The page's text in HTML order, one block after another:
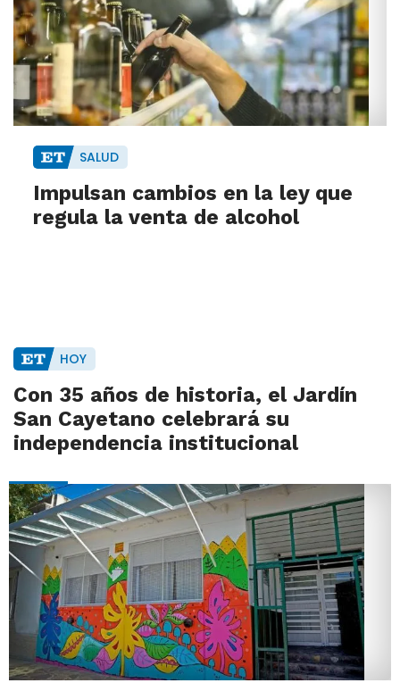
SALUD
Impulsan cambios en la ley que
regula la venta de alcohol
HOY
Con 35 años de historia, el Jardín
San Cayetano celebrará su
independencia institucional